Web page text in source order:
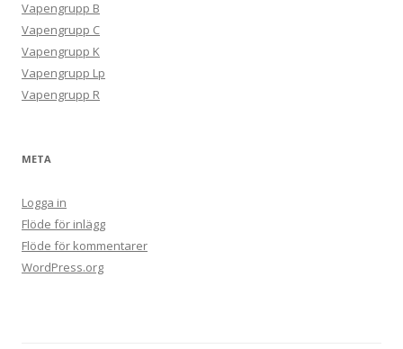
Vapengrupp B
Vapengrupp C
Vapengrupp K
Vapengrupp Lp
Vapengrupp R
META
Logga in
Flöde för inlägg
Flöde för kommentarer
WordPress.org